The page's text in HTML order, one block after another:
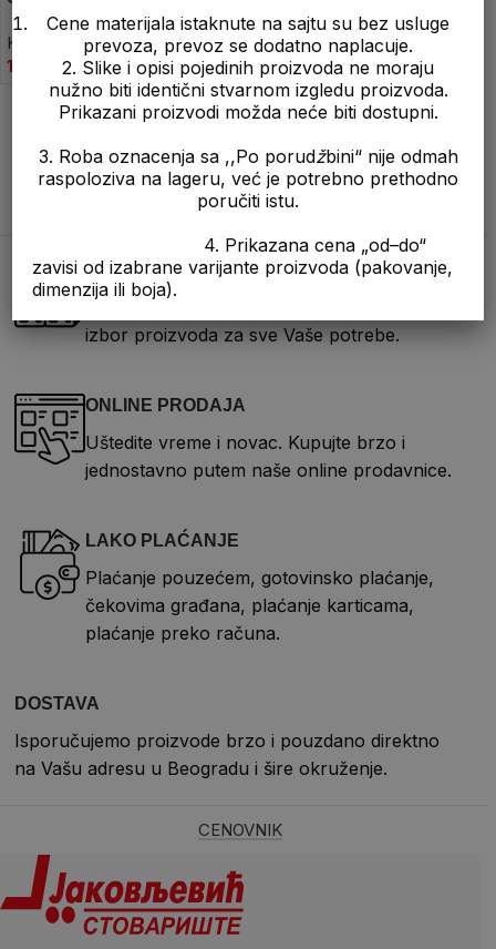
Kreč
Gašeni
1.150,00 рсд komad
Kreč, Gašeni
590,00рсд kom
ŠIROK ASORTIMAN
Na jednom mestu možete da pronađete širok
izbor proizvoda za sve Vaše potrebe.
ONLINE PRODAJA
Uštedite vreme i novac. Kupujte brzo i
jednostavno putem naše online prodavnice.
LAKO PLAĆANJE
Plaćanje pouzećem, gotovinsko plaćanje,
čekovima građana, plaćanje karticama,
plaćanje preko računa.
DOSTAVA
Isporučujemo proizvode brzo i pouzdano direktno
na Vašu adresu u Beogradu i šire okruženje.
CENOVNIK
Cene materijala istaknute na sajtu su bez usluge
prevoza, prevoz se dodatno naplacuje.
2. Slike i opisi pojedinih proizvoda ne moraju
nužno biti identični stvarnom izgledu proizvoda.
Prikazani proizvodi možda neće biti dostupni.
3. Roba oznacenja sa ,,Po porudžbini“ nije odmah
raspoloziva na lageru, već je potrebno prethodno
poručiti istu.
4. Prikazana cena „od–do“
zavisi od izabrane varijante proizvoda (pakovanje,
dimenzija ili boja).